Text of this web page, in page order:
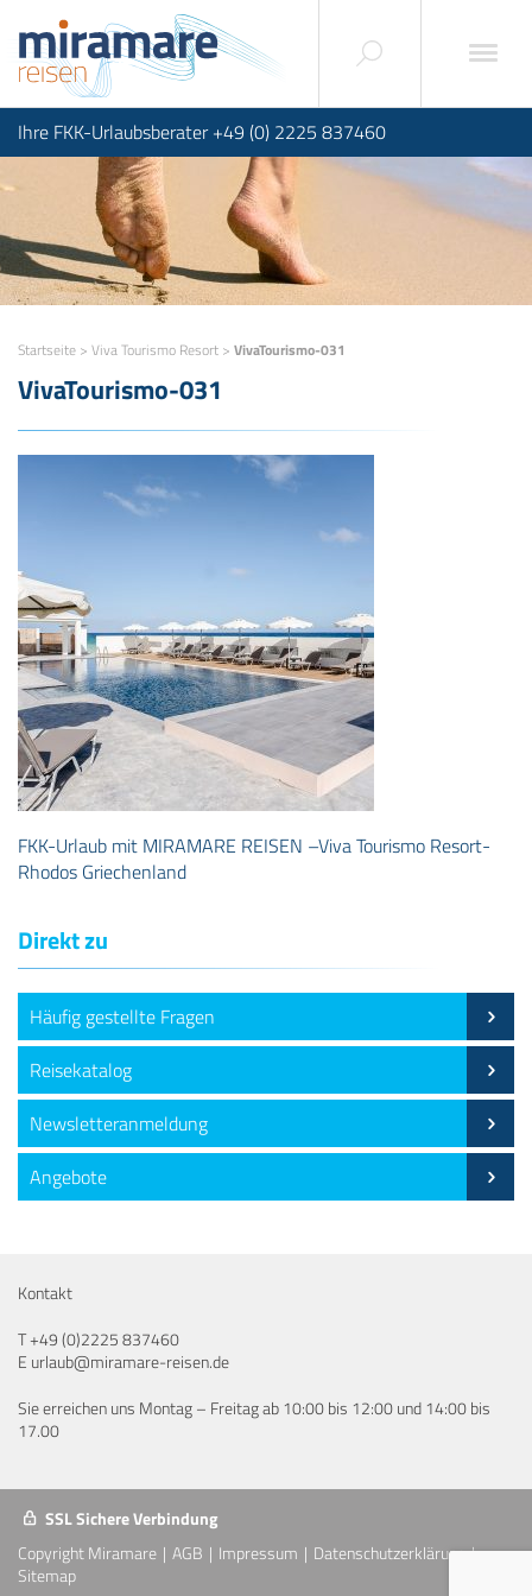
Ihre FKK-Urlaubsberater +49 (0) 2225 837460
Startseite > Viva Tourismo Resort > VivaTourismo-031
VivaTourismo-031
FKK-Urlaub mit MIRAMARE REISEN –Viva Tourismo Resort-
Rhodos Griechenland
Direkt zu
Häufig gestellte Fragen
Reisekatalog
Newsletteranmeldung
Angebote
Kontakt
T+49 (0)2225 837460
E urlaub@miramare-reisen.de
Sie erreichen uns Montag – Freitag ab 10:00 bis 12:00 und 14:00 bis
17.00
SSL Sichere Verbindung
Copyright Miramare
AGB Impressum
Datenschutzerklärung
Sitemap